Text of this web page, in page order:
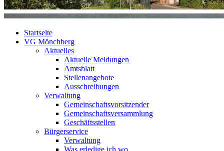
Startseite
VG Mönchberg
Aktuelles
Aktuelle Meldungen
Amtsblatt
Stellenangebote
Ausschreibungen
Verwaltung
Gemeinschaftsvorsitzender
Gemeinschaftsversammlung
Geschäftsstellen
Bürgerservice
Verwaltung
Was erledige ich wo